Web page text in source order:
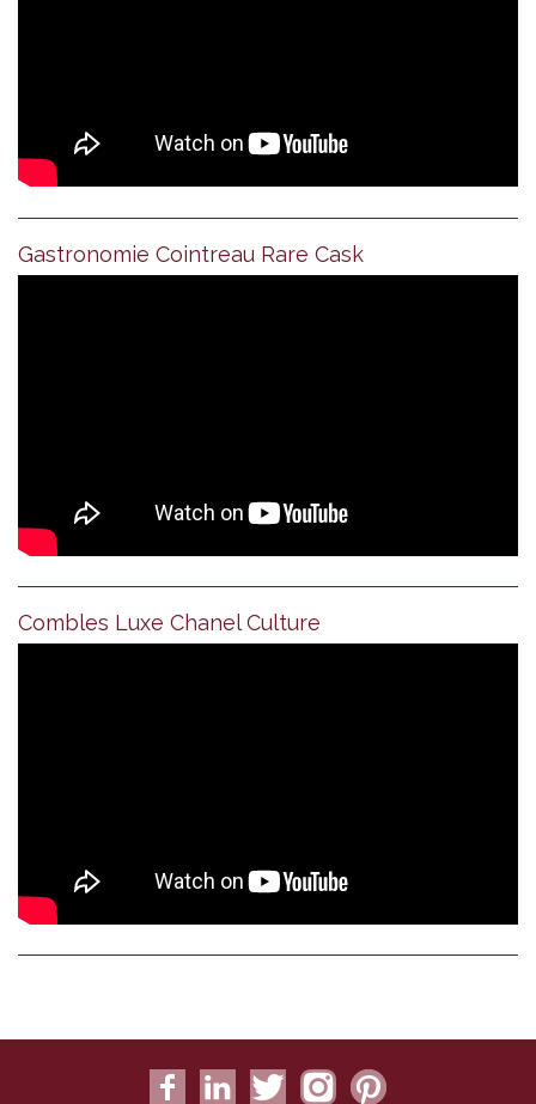
Gastronomie Cointreau Rare Cask
Combles Luxe Chanel Culture